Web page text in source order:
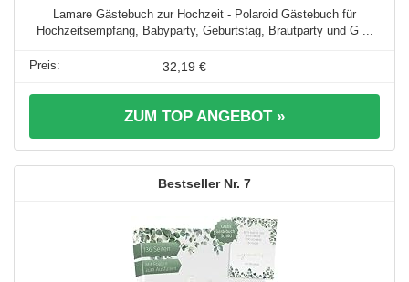
Lamare Gästebuch zur Hochzeit - Polaroid Gästebuch für
Hochzeitsempfang, Babyparty, Geburtstag, Brautparty und G ...
32,19 €
ZUM TOP ANGEBOT »
7